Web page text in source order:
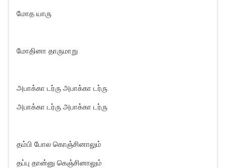
மோத யாரு
மோதினா தாருமாறு
அபாக்கா டர்ரு அபாக்கா டர்ரு
அபாக்கா டர்ரு அபாக்கா டர்ரு
தம்பி போல கொஞ்சினாலும்
தப்பு தான்னு கெஞ்சினாலும்